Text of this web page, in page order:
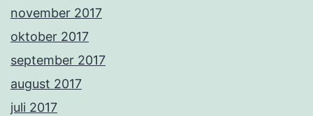
november 2017
oktober 2017
september 2017
august 2017
juli 2017